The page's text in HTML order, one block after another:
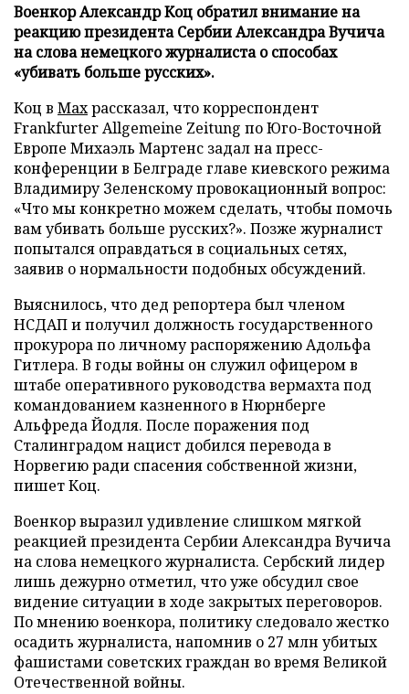
Военкор Александр Коц обратил внимание на
реакцию президента Сербии Александра Вучича
на слова немецкого журналиста о способах
«убивать больше русских».
Коц в Махрассказал, что корреспондент
Frankfurter Allgemeine Zeitung по Юго-Восточной
Европе Михаэль Мартенс задал на пресс-
конференции в Белграде главе киевского режима
Владимиру Зеленскому провокационный вопрос:
«Что мы конкретно можем сделать, чтобы помочь
вам убивать больше русских?». Позже журналист
попытался оправдаться в социальных сетях,
заявив о нормальности подобных обсуждений.
Выяснилось, что дед репортера был членом
НСДАП и получил должность государственного
прокурора по личному распоряжению Адольфа
Гитлера. В годы войны он служил офицером в
штабе оперативного руководства вермахта под
командованием казненного в Нюрнберге
Альфреда Йодля. После поражения под
Сталинградом нацист добился перевода в
Норвегию ради спасения собственной жизни,
пишет Коц.
Военкор выразил удивление слишком мягкой
реакцией президента Сербии Александра Вучича
на слова немецкого журналиста. Сербский лидер
лишь дежурно отметил, что уже обсудил свое
видение ситуации в ходе закрытых переговоров.
По мнению военкора, политику следовало жестко
осадить журналиста, напомнив о 27 млн убитых
фашистами советских граждан во время Великой
Отечественной войны.